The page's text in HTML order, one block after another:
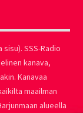
SSS-Radio
kanava,
Kanavaa
maailman
alueella